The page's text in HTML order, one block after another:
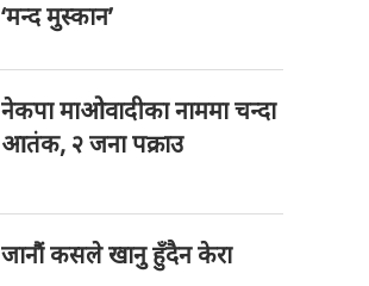
‘मन्द मुस्कान’
नेकपा माओवादीका नाममा चन्दा
आतंक, २ जना पक्राउ
जानौं कसले खानु हुँदैन केरा